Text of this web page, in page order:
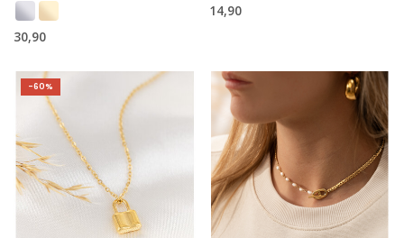
30,90
14,90
-60%